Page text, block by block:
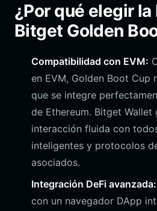
¿Por qué elegir
Bitget Golden
Compatibilidad con EVM:
en EVM, Golden Boot Cup
que se integre
de Ethereum. Bitget Wallet
interacción fluida con
inteligentes y protocolos
asociados.
Integración DeFi avanzada:
con un navegador DApp